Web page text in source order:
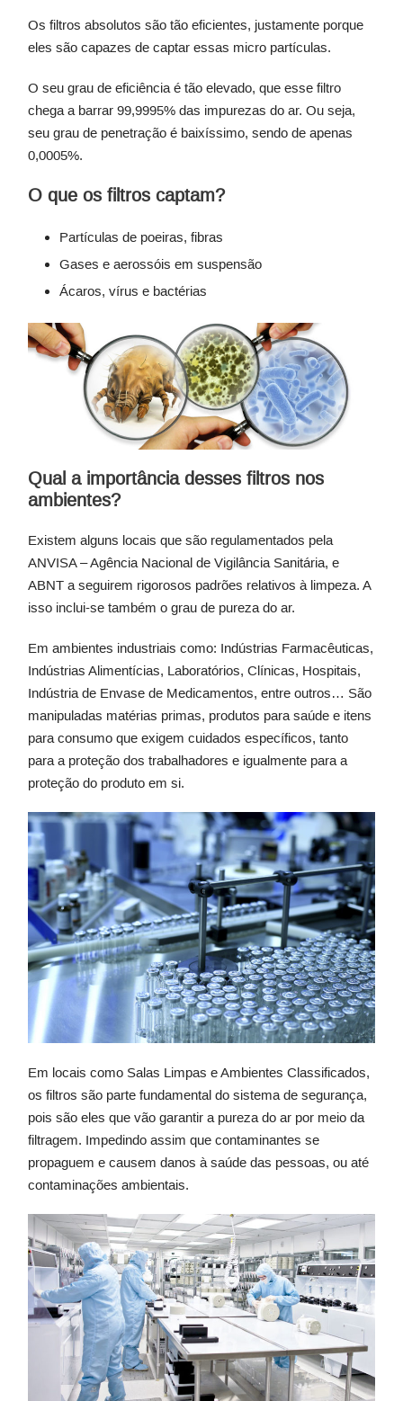
Os filtros absolutos são tão eficientes, justamente porque
eles são capazes de captar essas micro partículas.
O seu grau de eficiência é tão elevado, que esse filtro
chega a barrar 99,9995% das impurezas do ar. Ou seja,
seu grau de penetração é baixíssimo, sendo de apenas
0,0005%.
O que os filtros captam?
Partículas de poeiras, fibras
Gases e aerossóis em suspensão
Ácaros, vírus e bactérias
Qual a importância desses filtros nos
ambientes?
Existem alguns locais que são regulamentados pela
ANVISA – Agência Nacional de Vigilância Sanitária, e
ABNT a seguirem rigorosos padrões relativos à limpeza. A
isso inclui-se também o grau de pureza do ar.
Em ambientes industriais como: Indústrias Farmacêuticas,
Indústrias Alimentícias, Laboratórios, Clínicas, Hospitais,
Indústria de Envase de Medicamentos, entre outros… São
manipuladas matérias primas, produtos para saúde e itens
para consumo que exigem cuidados específicos, tanto
para a proteção dos trabalhadores e igualmente para a
proteção do produto em si.
Em locais como Salas Limpas e Ambientes Classificados,
os filtros são parte fundamental do sistema de segurança,
pois são eles que vão garantir a pureza do ar por meio da
filtragem. Impedindo assim que contaminantes se
propaguem e causem danos à saúde das pessoas, ou até
contaminações ambientais.